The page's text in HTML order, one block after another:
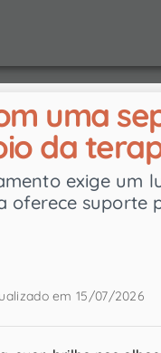
uma
da
exige um
oferece
em 15/07/2026